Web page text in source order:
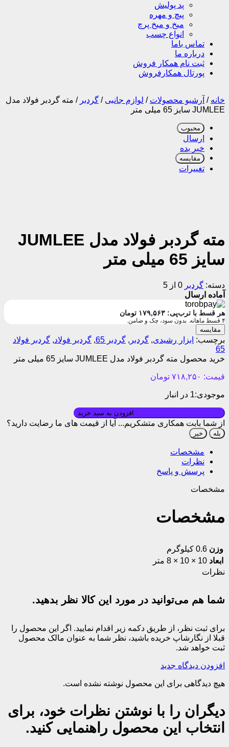
پد پولیش
پیچ و مهره
میخ و میخ پرچ
انواع چسب
تماس باما
درباره ما
ثبت نام همکار فروش
پورتال همکارفروش
خانه / آرشیو محصولات / لوازم جانبی / گردبر / مته گردبر فولاد مدل
JUMLEE سایز 65 میلی متر
محبوب
ارسال
خبر بده
مقایسه
تغییرات
مته گردبر فولاد مدل JUMLEE
سایز 65 میلی متر
دسته: گردبر 0 از 5
آماده ارسال
هر قسط با ترب‌پی: ۱۷۹,۵۶۳ تومان
۴ قسط ماهانه. بدون سود، چک و ضامن.
مقایسه
برچسب: ابزار رشیدی, گردبر , گردبر 65 , گردبر فولاد, گردبر فولاد
65
خرید محصول مته گردبر فولاد مدل JUMLEE سایز 65 میلی متر
قیمت: ۷۱۸,۲۵۰ تومان
موجودی:1 در انبار
از شما بابت همکاری متشکریم... آیا از قیمت های ما رضایت دارید؟
بله خیر
مشخصات
نظرات
پرسش و پاسخ
مشخصات
مشخصات
وزن 0.6 کیلوگرم
ابعاد 10 × 10 × 8 متر
نظرات
شما هم می‌توانید در مورد این کالا نظر بدهید.
برای ثبت نظر، از طریق دکمه زیر اقدام نمایید. اگر این محصول را
قبلا از نگارشاپ خریده باشید، نظر شما به عنوان مالک محصول
ثبت خواهد شد.
افزودن دیدگاه جدید
هیچ دیدگاهی برای این محصول نوشته نشده است.
دیگران را با نوشتن نظرات خود، برای
انتخاب این محصول راهنمایی کنید.